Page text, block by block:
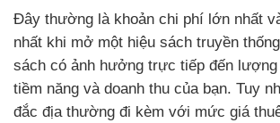
Đây thường là khoản chi phí lớn nhất
nhất khi mở một hiệu sách truyền
sách có ảnh hưởng trực tiếp đến lượng
tiềm năng và doanh thu của bạn. Tuy
đắc địa thường đi kèm với mức giá